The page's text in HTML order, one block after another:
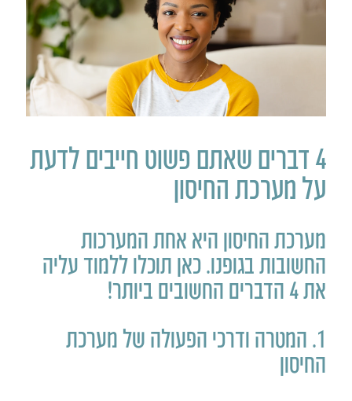
4 דברים שאתם פשוט חייבים לדעת
על מערכת החיסון
מערכת החיסון היא אחת המערכות
החשובות בגופנו. כאן תוכלו ללמוד עליה
את 4 הדברים החשובים ביותר!
1. המטרה ודרכי הפעולה של מערכת
החיסון